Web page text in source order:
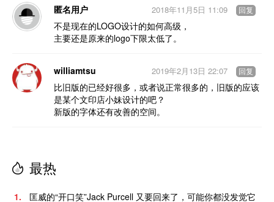
匿名用户
不是现在的LOGO设计的如何高级，
主要还是原来的logo下限太低了。
2018年11月5日 11:09 回复
williamtsu
比旧版的已经好很多，或者说正常很多的，旧版的应该
是某个文印店小妹设计的吧？
新版的字体还有改善的空间。
2019年2月13日 22:07 回复
最热
1.
匡威的“开口笑”Jack Purcell 又要回来了，可能你都没发觉它